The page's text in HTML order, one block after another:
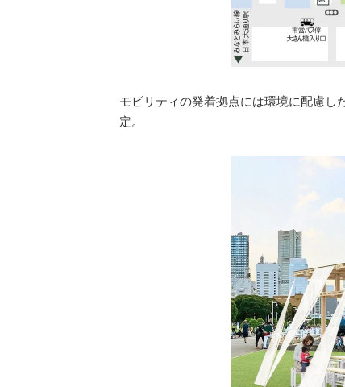
モビリティの発着拠点には環境に配慮し
定。